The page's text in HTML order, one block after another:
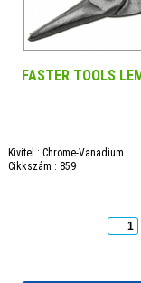
FASTER TOOLS
Kivitel : Chrome-Vanadium
Cikkszám : 859